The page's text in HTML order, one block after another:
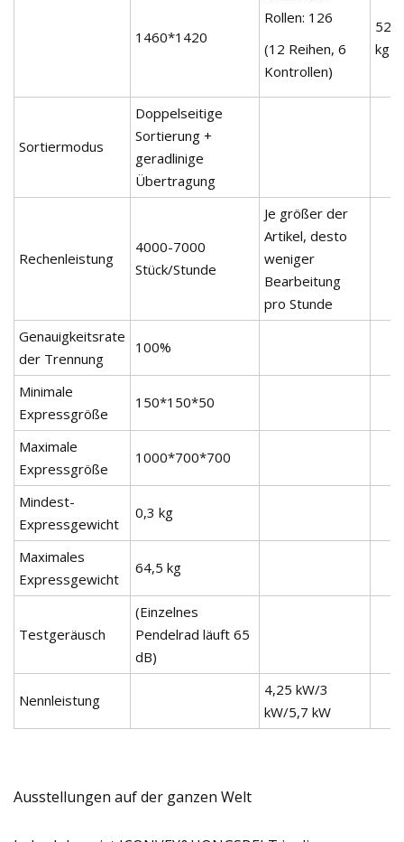
1460*1420
Rollen: 126
(12 Reihen, 6
Kontrollen)
520
kg
Sortiermodus
Doppelseitige
Sortierung +
geradlinige
Übertragung
Rechenleistung
4000-7000
Stück/Stunde
Je größer der
Artikel, desto
weniger
Bearbeitung
pro Stunde
Genauigkeitsrate
der Trennung
100%
Minimale
Expressgröße
150*150*50
Maximale
Expressgröße
1000*700*700
Mindest-
Expressgewicht
0,3 kg
Maximales
Expressgewicht
64,5 kg
Testgeräusch
(Einzelnes
Pendelrad läuft 65
dB)
Nennleistung
4,25 kW/3
kW/5,7 kW
Ausstellungen auf der ganzen Welt